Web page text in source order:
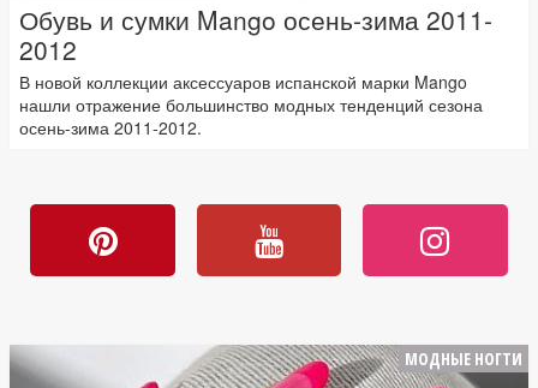
Обувь и сумки Mango осень-зима 2011-
2012
В новой коллекции аксессуаров испанской марки Mango
нашли отражение большинство модных тенденций сезона
осень-зима 2011-2012.
МОДНЫЕ НОГТИ